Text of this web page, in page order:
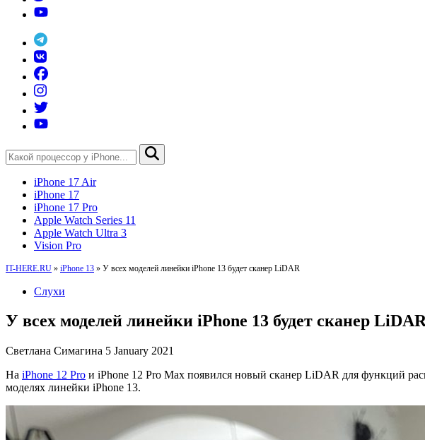
iPhone 17 Air
iPhone 17
iPhone 17 Pro
Apple Watch Series 11
Apple Watch Ultra 3
Vision Pro
IT-HERE.RU » iPhone 13 » У всех моделей линейки iPhone 13 будет сканер LiDAR
Слухи
У всех моделей линейки iPhone 13 будет сканер
Светлана Симагина 5 January 2021
На iPhone 12 Pro и iPhone 12 Pro Max появился новый сканер LiDAR для функций
моделях линейки iPhone 13.